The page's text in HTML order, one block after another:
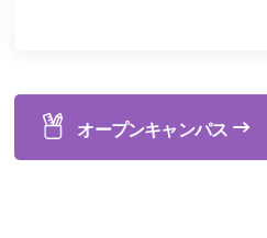
オープンキャンパス